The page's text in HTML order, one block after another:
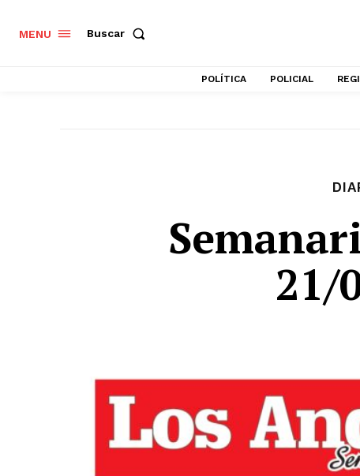
MENU Buscar
POLÍTICA POLICIAL
21/